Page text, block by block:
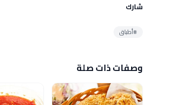
شارك
#أطباق
وصفات ذات صلة